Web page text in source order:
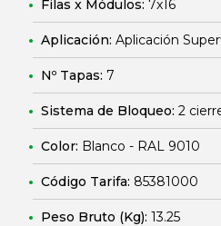
Filas x Módulos: 7x16
Aplicación: Aplicación
Nº Tapas: 7
Sistema de Bloqueo: 2
Color: Blanco - RAL 9010
Código Tarifa: 85381000
Peso Bruto (Kg): 13.25